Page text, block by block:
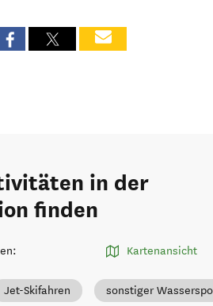
in der
finden
: Kartenansicht
Jet-Skifahren sonstiger